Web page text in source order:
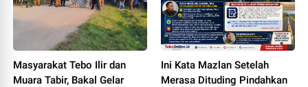
Masyarakat Tebo Ilir dan
Muara Tabir, Bakal Gelar
Ini Kata Mazlan Setelah
Merasa Dituding Pindahkan